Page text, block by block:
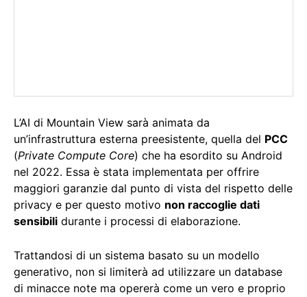
L’AI di Mountain View sarà animata da
un’infrastruttura esterna preesistente, quella del PCC
(Private Compute Core) che ha esordito su Android
nel 2022. Essa è stata implementata per offrire
maggiori garanzie dal punto di vista del rispetto delle
privacy e per questo motivo non raccoglie dati
sensibili durante i processi di elaborazione.
Trattandosi di un sistema basato su un modello
generativo, non si limiterà ad utilizzare un database
di minacce note ma opererà come un vero e proprio